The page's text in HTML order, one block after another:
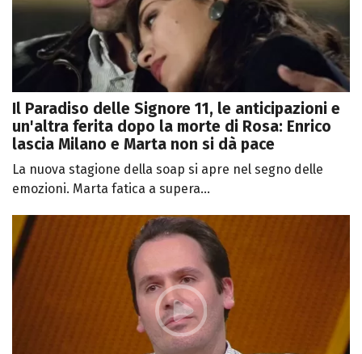
Il Paradiso delle Signore 11, le anticipazioni e
un'altra ferita dopo la morte di Rosa: Enrico
lascia Milano e Marta non si dà pace
La nuova stagione della soap si apre nel segno delle
emozioni. Marta fatica a supera...